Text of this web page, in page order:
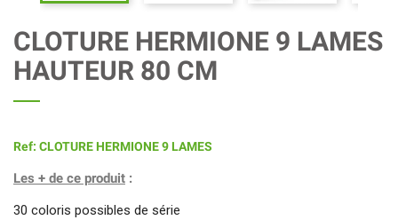
CLOTURE HERMIONE 9 LAMES
HAUTEUR 80 CM
Ref: CLOTURE HERMIONE 9 LAMES
Les + de ce produit :
30 coloris possibles de série